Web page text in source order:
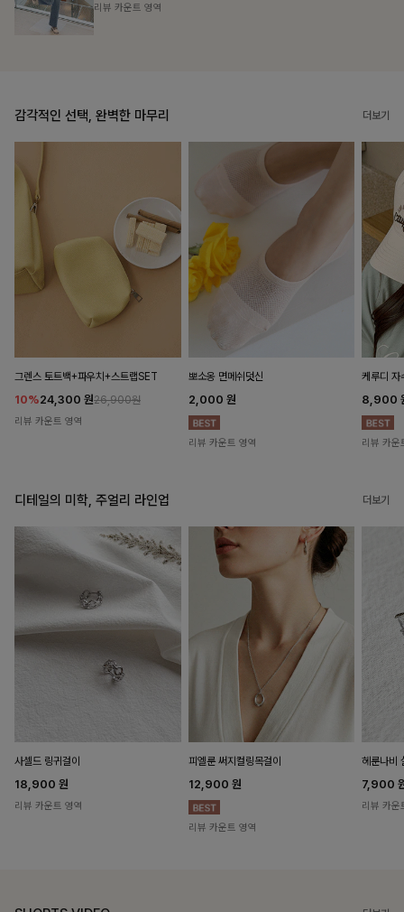
감각적인 선택, 완벽한 마무리 더보기
그렌스 토트백+파우치+스트랩SET
10%24,300 원26,900원
리뷰 카운트 영역
뽀소옹 면메쉬덧신
2,000 원
리뷰 카운트 영역
케루디 자
8,900
리뷰 카운
디테일의 미학, 주얼리 라인업 더보기
사셀드 링귀걸이
18,900 원
리뷰 카운트 영역
피엘룬 써지컬링목걸이
12,900 원
리뷰 카운트 영역
헤룬나비
7,900
리뷰 카운